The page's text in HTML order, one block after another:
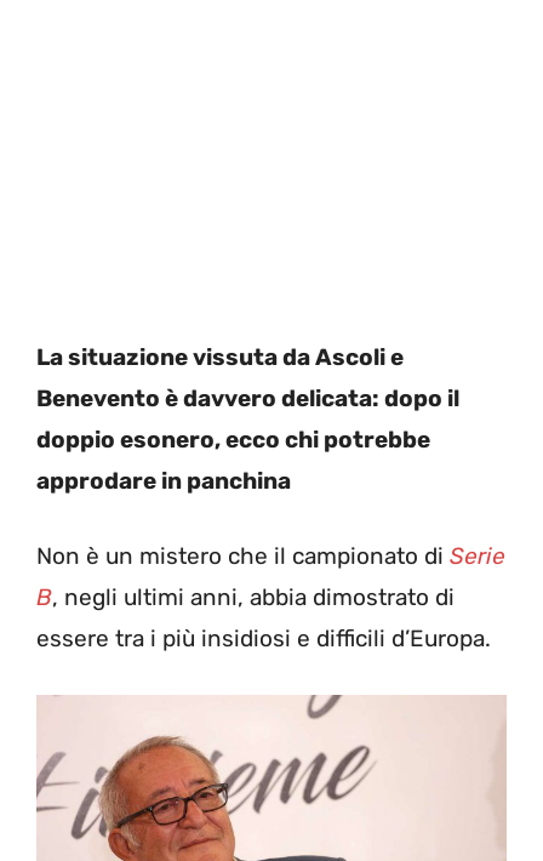
La situazione vissuta da Ascoli e
Benevento è davvero delicata: dopo il
doppio esonero, ecco chi potrebbe
approdare in panchina
Non è un mistero che il campionato di Serie
B, negli ultimi anni, abbia dimostrato di
essere tra i più insidiosi e difficili d’Europa.